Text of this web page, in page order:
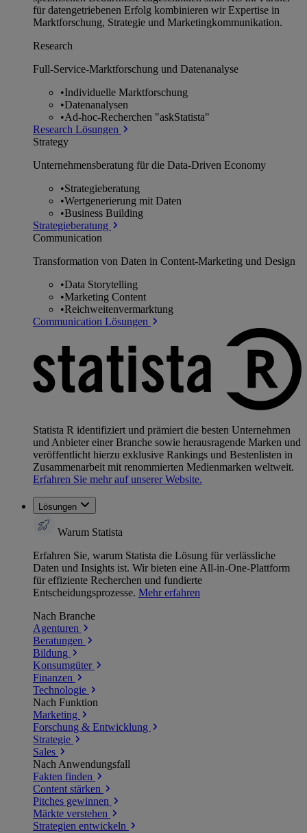
für datengetriebenen Erfolg kombinieren wir Expertise in
Marktforschung, Strategie und Marketingkommunikation.
Research
Full-Service-Marktforschung und Datenanalyse
•Individuelle Marktforschung
•Datenanalysen
•Ad-hoc-Recherchen "askStatista"
Research Lösungen
Strategy
Unternehmens­beratung für die Data-Driven Economy
•Strategieberatung
•Wertgenerierung mit Daten
•Business Building
Strategieberatung
Communication
Transformation von Daten in Content-Marketing und Design
•Data Storytelling
•Marketing Content
•Reichweitenvermarktung
Communication Lösungen
Statista R identifiziert und prämiert die besten Unternehmen
und Anbieter einer Branche sowie herausragende Marken und
veröffentlicht hierzu exklusive Rankings und Bestenlisten in
Zusammenarbeit mit renommierten Medienmarken weltweit.
Erfahren Sie mehr auf unserer Website.
Lösungen
Warum Statista
Erfahren Sie, warum Statista die Lösung für verlässliche
Daten und Insights ist. Wir bieten eine All-in-One-Plattform
für effiziente Recherchen und fundierte
Entscheidungsprozesse. Mehr erfahren
Nach Branche
Agenturen
Beratungen
Bildung
Konsumgüter
Finanzen
Technologie
Nach Funktion
Marketing
Forschung & Entwicklung
Strategie
Sales
Nach Anwendungsfall
Fakten finden
Content stärken
Pitches gewinnen
Märkte verstehen
Strategien entwickeln